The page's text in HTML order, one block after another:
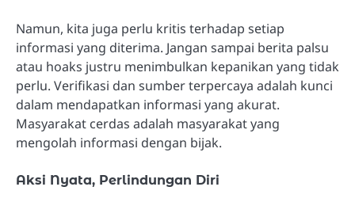
Namun, kita juga perlu kritis terhadap setiap
informasi yang diterima. Jangan sampai berita palsu
atau hoaks justru menimbulkan kepanikan yang tidak
perlu. Verifikasi dan sumber terpercaya adalah kunci
dalam mendapatkan informasi yang akurat.
Masyarakat cerdas adalah masyarakat yang
mengolah informasi dengan bijak.
Aksi Nyata, Perlindungan Diri